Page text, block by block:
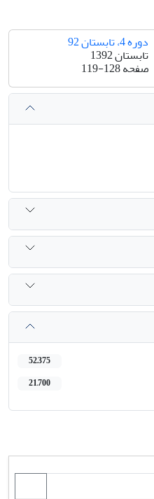
دوره 4، تابستان 92
تابستان 1392
صفحه119-128
52,375
21,700